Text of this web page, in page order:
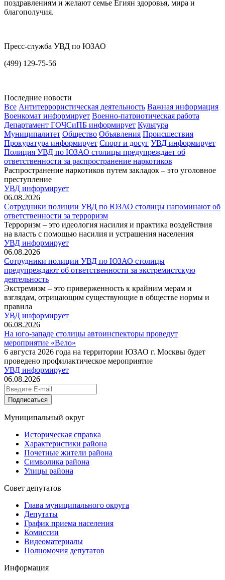
поздравлениям и желают семье Егиян здоровья, мира и
благополучия.
Пресс-служба УВД по ЮЗАО
(499) 129-75-56
Последние новости
Все Антитеррористическая деятельность Важная информация
Военкомат информирует Военно-патриотическая работа
Департамент ГОЧСиПБ информирует Культура
Муниципалитет Общество Объявления Происшествия
Прокуратура информирует Спорт и досуг УВД информирует
Полиция УВД по ЮЗАО столицы предупреждает об
ответственности за распространение наркотиков
Распространение наркотиков путем закладок – это уголовное
преступление
УВД информирует
06.08.2026
Сотрудники полиции УВД по ЮЗАО столицы напоминают об
ответственности за терроризм
Терроризм – это идеология насилия и практика воздействия
на власть с помощью насилия и устрашения населения
УВД информирует
06.08.2026
Сотрудники полиции УВД по ЮЗАО столицы
предупреждают об ответственности за экстремистскую
деятельность
Экстремизм – это приверженность к крайним мерам и
взглядам, отрицающим существующие в обществе нормы и
правила
УВД информирует
06.08.2026
На юго-западе столицы автоинспекторы проведут
мероприятие «Вело»
6 августа 2026 года на территории ЮЗАО г. Москвы будет
проведено профилактическое мероприятие
УВД информирует
06.08.2026
Подписаться
Муниципальный округ
Историческая справка
Характеристики района
Почетные жители района
Символика района
Улицы района
Совет депутатов
Глава муниципального округа
Депутаты
График приема населения
Комиссии
Видеоматериалы
Полномочия депутатов
Информация